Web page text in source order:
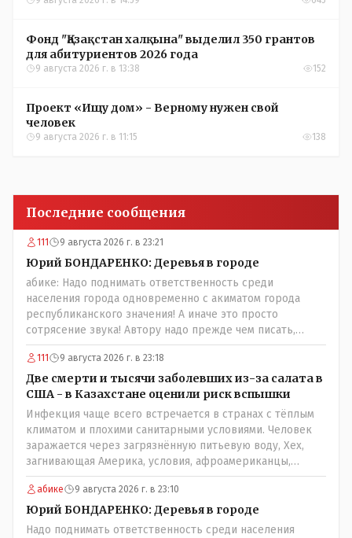
Фонд "Қазақстан халқына" выделил 350 грантов
для абитуриентов 2026 года
9 августа 2026 г. в 13:38 152
Проект «Ищу дом» - Верному нужен свой
человек
9 августа 2026 г. в 11:15 138
Последние сообщения
111 9 августа 2026 г. в 23:21
Юрий БОНДАРЕНКО: Деревья в городе
абике: Надо поднимать ответственность среди
населения города одновременно с акиматом города
республиканского значения! А иначе это просто
сотрясение звука! Автору надо прежде чем писать,
необходимо самому обратиться в ЖКХ акимата и
разобраться прежде чем своей статьей провоцировать
население города!Согласен всецело!
111 9 августа 2026 г. в 23:18
Две смерти и тысячи заболевших из-за салата в
США - в Казахстане оценили риск вспышки
Инфекция чаще всего встречается в странах с тёплым
климатом и плохими санитарными условиями. Человек
заражается через загрязнённую питьевую воду, Хех,
загнивающая Америка, условия, афроамериканцы,
грязная вода, отсутствие страховок, нечистоплотные
мигранты и прочее.. Лучше России и Казахстана жить
негде..
абике 9 августа 2026 г. в 23:10
Юрий БОНДАРЕНКО: Деревья в городе
Надо поднимать ответственность среди населения